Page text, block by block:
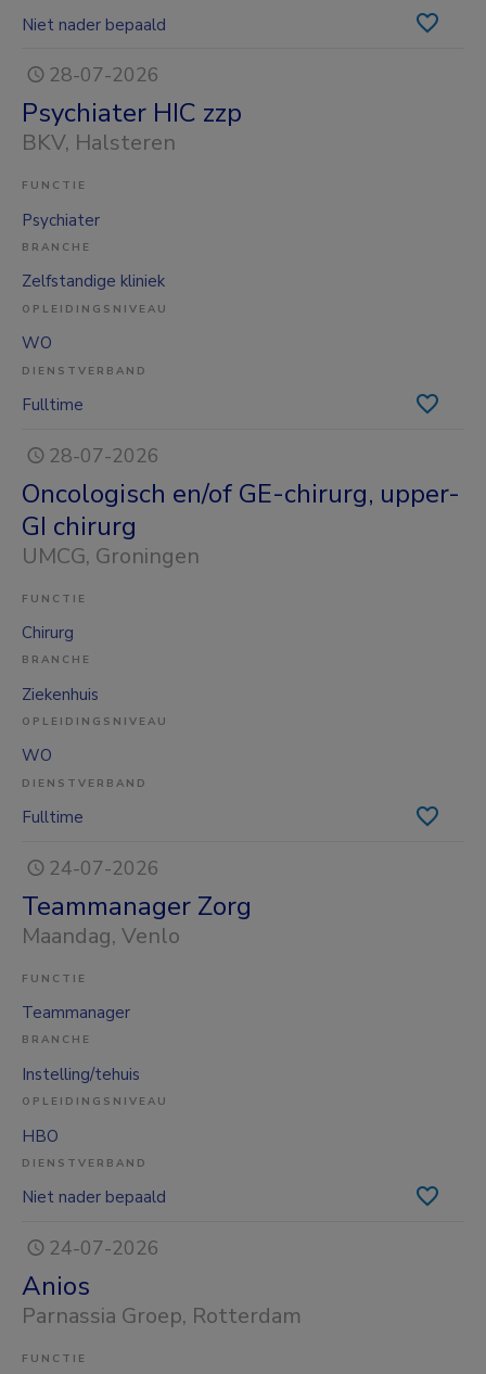
Niet nader bepaald
28-07-2026
Psychiater HIC zzp
BKV, Halsteren
FUNCTIE
Psychiater
BRANCHE
Zelfstandige kliniek
OPLEIDINGSNIVEAU
WO
DIENSTVERBAND
Fulltime
28-07-2026
Oncologisch en/of GE-chirurg, upper-
GI chirurg
UMCG, Groningen
FUNCTIE
Chirurg
BRANCHE
Ziekenhuis
OPLEIDINGSNIVEAU
WO
DIENSTVERBAND
Fulltime
24-07-2026
Teammanager Zorg
Maandag, Venlo
FUNCTIE
Teammanager
BRANCHE
Instelling/tehuis
OPLEIDINGSNIVEAU
HBO
DIENSTVERBAND
Niet nader bepaald
24-07-2026
Anios
Parnassia Groep, Rotterdam
FUNCTIE